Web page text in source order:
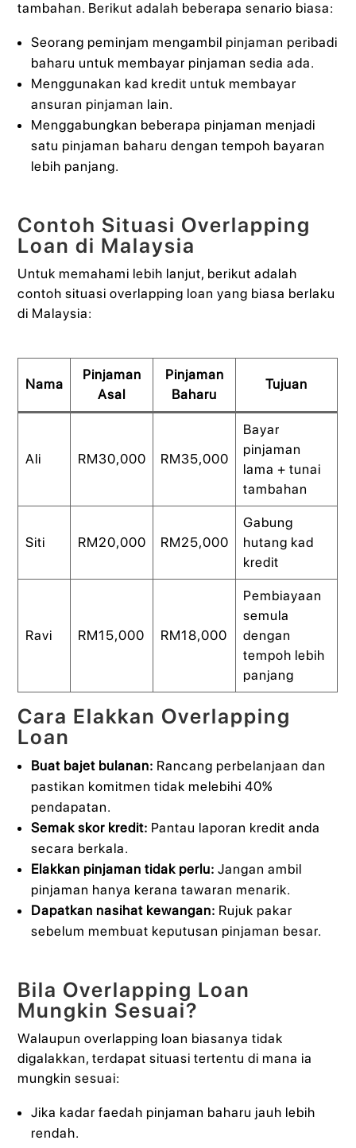
tambahan. Berikut adalah beberapa senario biasa:
Seorang peminjam mengambil pinjaman peribadi
baharu untuk membayar pinjaman sedia ada.
Menggunakan kad kredit untuk membayar
ansuran pinjaman lain.
Menggabungkan beberapa pinjaman menjadi
satu pinjaman baharu dengan tempoh bayaran
lebih panjang.
Contoh Situasi Overlapping
Loan di Malaysia
Untuk memahami lebih lanjut, berikut adalah
contoh situasi overlapping loan yang biasa berlaku
di Malaysia:
Nama
Pinjaman
Asal
Pinjaman
Baharu
Tujuan
Ali RM30,000 RM35,000
Bayar
pinjaman
lama + tunai
tambahan
Siti RM20,000 RM25,000
Gabung
hutang kad
kredit
Ravi RM15,000 RM18,000
Pembiayaan
semula
dengan
tempoh lebih
panjang
Cara Elakkan Overlapping
Loan
Buat bajet bulanan: Rancang perbelanjaan dan
pastikan komitmen tidak melebihi 40%
pendapatan.
Semak skor kredit: Pantau laporan kredit anda
secara berkala.
Elakkan pinjaman tidak perlu: Jangan ambil
pinjaman hanya kerana tawaran menarik.
Dapatkan nasihat kewangan: Rujuk pakar
sebelum membuat keputusan pinjaman besar.
Bila Overlapping Loan
Mungkin Sesuai?
Walaupun overlapping loan biasanya tidak
digalakkan, terdapat situasi tertentu di mana ia
mungkin sesuai:
Jika kadar faedah pinjaman baharu jauh lebih
rendah.